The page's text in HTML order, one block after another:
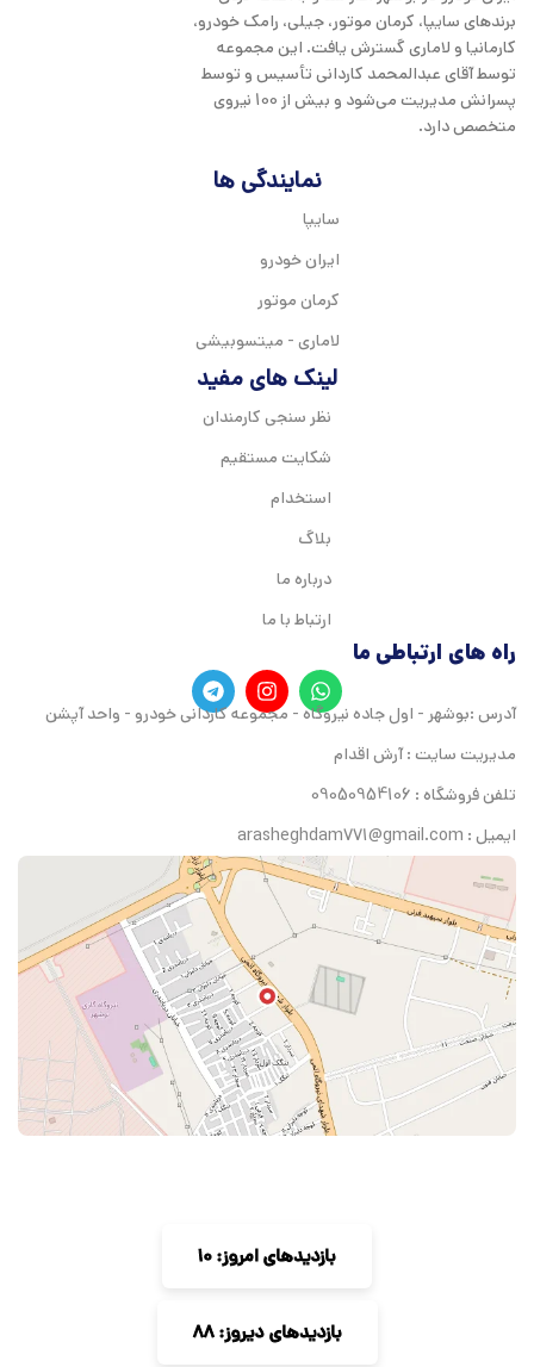
برندهای سایپا، کرمان موتور، جیلی، رامک خودرو،
کارمانیا و لاماری گسترش یافت. این مجموعه
توسط آقای عبدالمحمد کاردانی تأسیس و توسط
پسرانش مدیریت می‌شود و بیش از 100 نیروی
متخصص دارد.
نمایندگی ها
سایپا
ایران خودرو
کرمان موتور
لاماری - میتسوبیشی
لینک های مفید
نظر سنجی کارمندان
شکایت مستقیم
استخدام
بلاگ
درباره ما
ارتباط با ما
راه های ارتباطی ما
آدرس :بوشهر - اول جاده نیروگاه - مجموعه کاردانی خودرو - واحد آپشن
مدیریت سایت : آرش اقدام
تلفن فروشگاه : 09050954106
ایمیل : arasheghdam771@gmail.com
بازدیدهای امروز: 10
بازدیدهای دیروز: 88